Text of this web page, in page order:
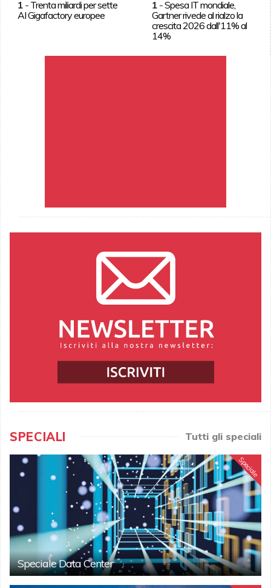
1- Trenta miliardi per sette
AI Gigafactory europee
1 -Spesa IT mondiale,
Gartner rivede al rialzo la
crescita 2026 dall'11% al
14%
SPECIALI Tutti gli speciali
Speciale
Speciale Data Center